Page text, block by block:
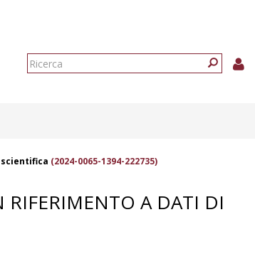
Form
(2024-0065-1394-222735)
RIFERIMENTO A DATI DI